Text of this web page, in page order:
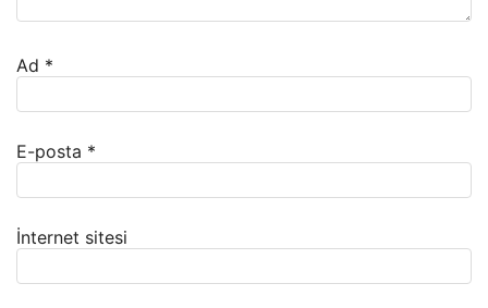
Ad *
E-posta *
İnternet sitesi